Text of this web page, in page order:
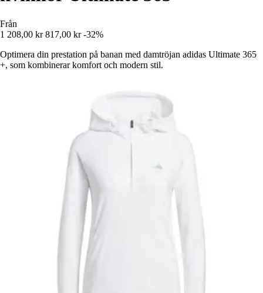
Från
1 208,00 kr 817,00 kr -32%
Optimera din prestation på banan med damtröjan adidas Ultimate 365
+, som kombinerar komfort och modern stil.